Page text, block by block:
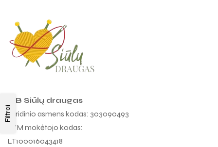
Filtrai
MB Siūlų draugas
Juridinio asmens kodas: 303090493
PVM mokėtojo kodas:
LT100016043418